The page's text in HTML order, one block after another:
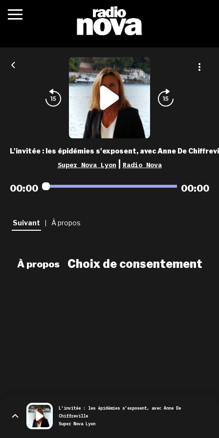
c’était quoi ?
actualités
podcasts
fréquences
nova aime
les grilles
playlists
newsletter
L'invitée : les épidémies s'exposent, avec Anne De
Super Nova Lyon Radio Nova
00:00 00:00
Suivant À propos
À propos Choix de consentement
L'invitée : les épidémies s'exposent, avec Anne De
Chiffreville
Super Nova Lyon